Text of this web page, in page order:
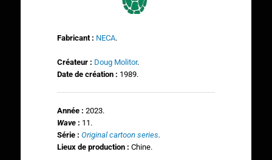
Fabricant : NECA.
Créateur : Doug Molitor.
Date de création : 1989.
Année : 2023.
Wave: 11.
Série : Original cartoon series.
Lieux de production : Chine.